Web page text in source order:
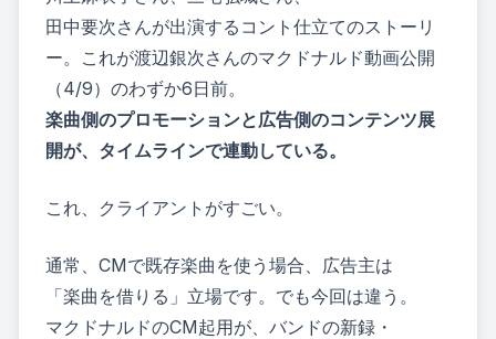
田中要次さんが出演するコント仕立てのストーリ
ー。これが渡辺銀次さんのマクドナルド動画公開
（4/9）のわずか6日前。
楽曲側のプロモーションと広告側のコンテンツ展
開が、タイムラインで連動している。
これ、クライアントがすごい。
通常、CMで既存楽曲を使う場合、広告主は
「楽曲を借りる」立場です。でも今回は違う。
マクドナルドのCM起用が、バンドの新録・